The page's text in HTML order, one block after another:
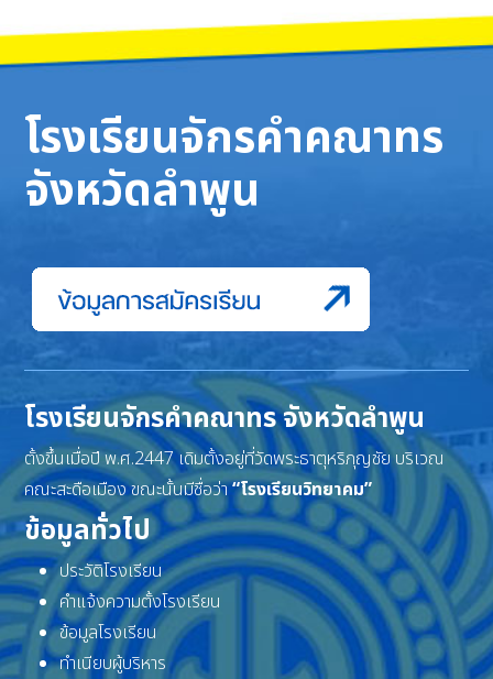
โรงเรียนจักรคำคณาทร
จังหวัดลำพูน
โรงเรียนจักรคำคณาทร จังหวัดลำพูน
ตั้งขึ้นเมื่อปี พ.ศ.2447 เดิมตั้งอยู่ที่วัดพระธาตุหริภุญชัย บริเวณ
คณะสะดือเมือง ขณะนั้นมีชื่อว่า“โรงเรียนวิทยาคม”
ข้อมูลทั่วไป
ประวัติโรงเรียน
คำแจ้งความตั้งโรงเรียน
ข้อมูลโรงเรียน
ทำเนียบผู้บริหาร